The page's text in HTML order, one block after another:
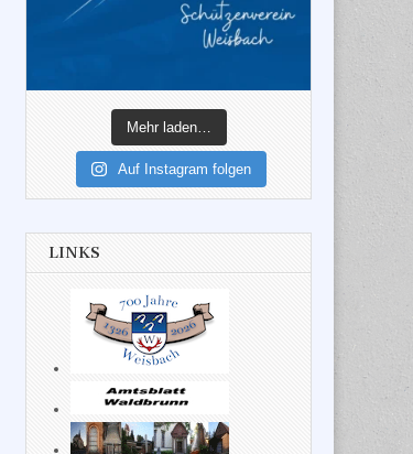
Mehr laden…
Auf Instagram folgen
LINKS